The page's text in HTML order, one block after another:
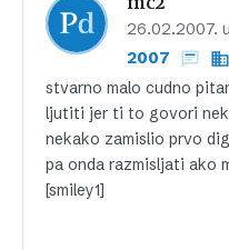
26.02.2007.
2007
stvarno malo cudno
ljutiti jer ti to govori
nekako zamislio prvo
pa onda razmisljati ako
[smiley1]